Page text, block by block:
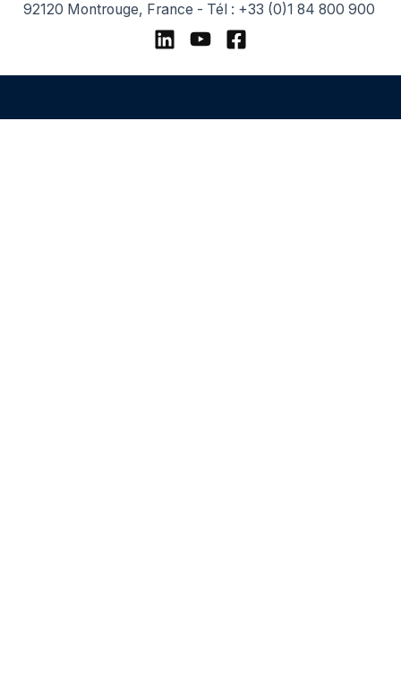
92120 Montrouge, France - Tél : +33 (0)1 84 800 900